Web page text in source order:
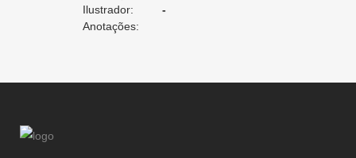
da Tipografia:
record / non enregistré
Ilustrador:
-
Anotações: